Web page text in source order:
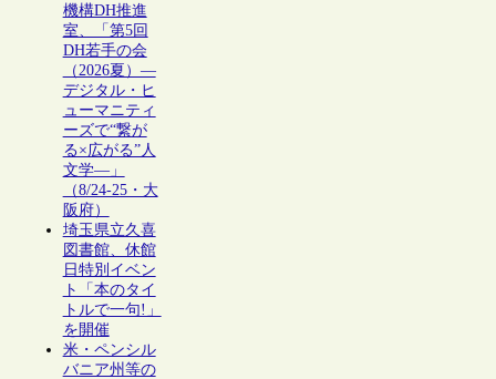
機構DH推進
室、「第5回
DH若手の会
（2026夏）―
デジタル・ヒ
ューマニティ
ーズで“繋が
る×広がる”人
文学―」
（8/24-25・大
阪府）
埼玉県立久喜
図書館、休館
日特別イベン
ト「本のタイ
トルで一句!」
を開催
米・ペンシル
バニア州等の